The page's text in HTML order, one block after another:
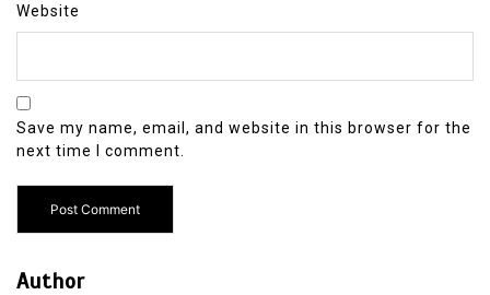
Website
Save my name, email, and website in this browser for the
next time I comment.
Author